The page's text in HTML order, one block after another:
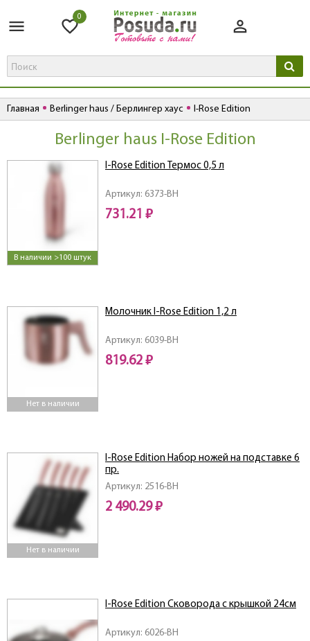
0
Главная Berlinger haus / Берлингер хаус I-Rose Edition
Berlinger haus I-Rose Edition
В наличии >100 штук
Артикул: 6373-BH
I-Rose Edition Термос 0,5 л
731.21 ₽
Нет в наличии
Артикул: 6039-BH
Молочник I-Rose Edition 1,2 л
819.62 ₽
Нет в наличии
Артикул: 2516-BH
I-Rose Edition Набор ножей на подставке 6
пр.
2 490.29 ₽
Артикул: 6026-BH
I-Rose Edition Сковорода с крышкой 24см